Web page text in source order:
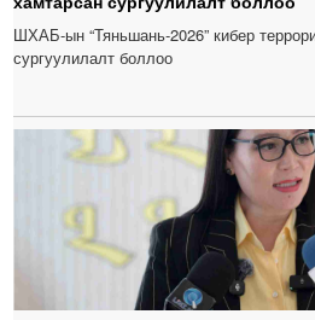
ШХАБ-ын “Тяньшань-2026” кибер
сургуулилалт боллоо